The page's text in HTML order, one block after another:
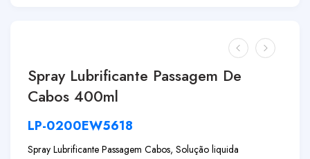
Spray Lubrificante Passagem De
Cabos 400ml
LP-0200EW5618
Spray Lubrificante Passagem Cabos, Solução liquida